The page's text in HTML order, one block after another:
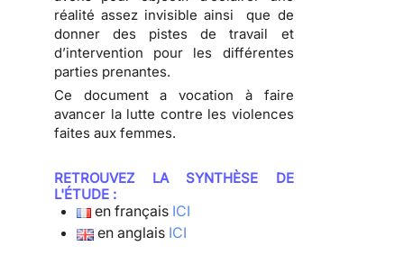
réalité assez invisible ainsi que de
donner des pistes de travail et
d’intervention pour les différentes
parties prenantes.
Ce document a vocation à faire
avancer la lutte contre les violences
faites aux femmes.
RETROUVEZ LA SYNTHÈSE DE
L'ÉTUDE :
en français ICI
en anglais ICI